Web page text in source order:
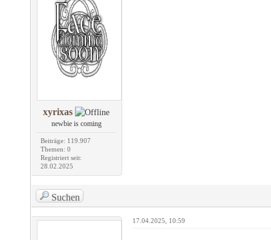
xyrixas
newbie is coming
Beiträge: 119.907
Themen: 0
Registriert seit:
28.02.2025
Suchen
17.04.2025, 10:59